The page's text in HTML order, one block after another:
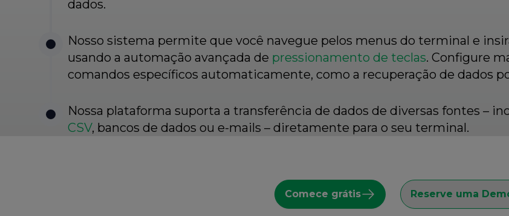
dados.
Nosso sistema permite que você navegue pelos menus do terminal e
usando a automação avançada de pressionamento de teclas. Configure
comandos específicos automaticamente, como a recuperação de dados
Nossa plataforma suporta a transferência de dados de diversas fontes –
CSV, bancos de dados ou e-mails – diretamente para o seu terminal.
Comece grátis Reserve uma